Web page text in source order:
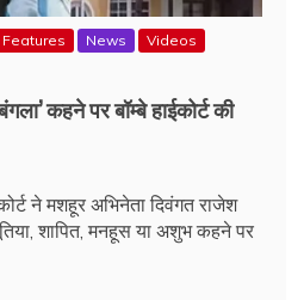
Features News
Videos
कहने पर बॉम्बे हाईकोर्ट की
ने मशहूर अभिनेता दिवंगत राजेश
शापित, मनहूस या अशुभ कहने पर